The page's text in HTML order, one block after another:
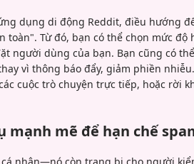
dụng di động Reddit, điều hướng
Từ đó, bạn có thể chọn mức độ
người dùng của bạn. Bạn cũng có
vì thông báo đẩy, giảm phiền
cuộc trò chuyện trực tiếp, hoặc rời
mẽ để hạn chế